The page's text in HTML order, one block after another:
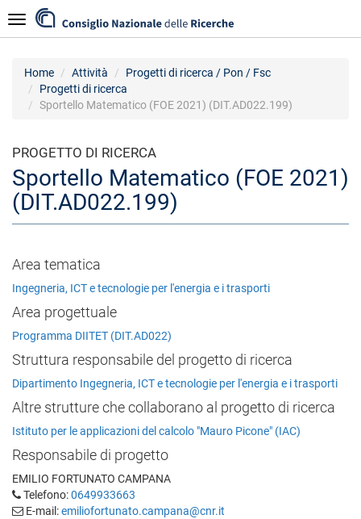
al
contenuto
Navigazione
Home Attività
Progetti di ricerca / Pon / Fsc
Progetti di ricerca
Sportello Matematico (FOE 2021) (DIT.AD022.199)
PROGETTO DI RICERCA
Sportello Matematico (FOE 2021)
(DIT.AD022.199)
Area tematica
Ingegneria, ICT e tecnologie per l'energia e i trasporti
Area progettuale
Programma DIITET (DIT.AD022)
Struttura responsabile del progetto di ricerca
Dipartimento Ingegneria, ICT e tecnologie per l'energia e i trasporti
Altre strutture che collaborano al progetto di ricerca
Istituto per le applicazioni del calcolo "Mauro Picone" (IAC)
Responsabile di progetto
EMILIO FORTUNATO CAMPANA
Telefono:0649933663
E-mail:emiliofortunato.campana@cnr.it